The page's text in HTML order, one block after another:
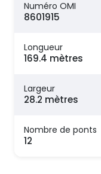
Numéro OMI
8601915
Longueur
169.4 mètres
Largeur
28.2 mètres
Nombre de ponts
12